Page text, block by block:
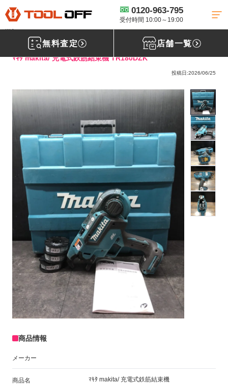
0120-963-795
受付時間 10:00～19:00
無料査定 店舗一覧
工具買取TOP 電動工具買取 鉄筋結束機買取
【買取実績】ﾏｷﾀ
makita/ 充電式鉄筋結束機 TR180DZK 【広島県広島市からご来店】【広島
ﾏｷﾀ makita/ 充電式鉄筋結束機 TR180DZK
投稿日:2026/06/25
商品情報
メーカー
商品名 ﾏｷﾀ makita/ 充電式鉄筋結束機